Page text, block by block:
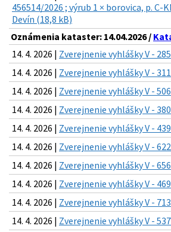
456514/2026 ; výrub 1 × borovica, p. C-
Devín (18,8 kB)
Oznámenia kataster: 14.04.2026 /
14. 4. 2026 | Zverejnenie vyhlášky V -
14. 4. 2026 | Zverejnenie vyhlášky V -
14. 4. 2026 | Zverejnenie vyhlášky V -
14. 4. 2026 | Zverejnenie vyhlášky V -
14. 4. 2026 | Zverejnenie vyhlášky V -
14. 4. 2026 | Zverejnenie vyhlášky V -
14. 4. 2026 | Zverejnenie vyhlášky V -
14. 4. 2026 | Zverejnenie vyhlášky V -
14. 4. 2026 | Zverejnenie vyhlášky V -
14. 4. 2026 | Zverejnenie vyhlášky V -